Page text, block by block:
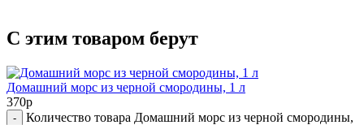
С этим товаром берут
Домашний морс из черной смородины, 1 л
370р
-
Количество товара Домашний морс из черной смородины,